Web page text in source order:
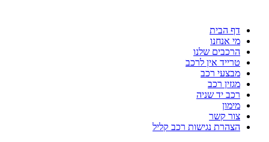
דף הבית
מי אנחנו
הרכבים שלנו
טרייד אין לרכב
מבצעי רכב
מגזין רכב
רכב יד שניה
מימון
צור קשר
הצהרת נגישות רכב קליל